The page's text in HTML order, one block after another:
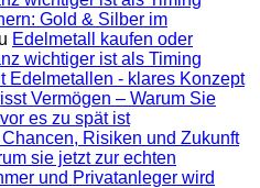
Gold & Silber im
Edelmetall kaufen oder
wichtiger ist als Timing
Edelmetallen - klares Konzept
Vermögen – Warum Sie
es zu spät ist
Risiken und Zukunft
sie jetzt zur echten
und Privatanleger wird